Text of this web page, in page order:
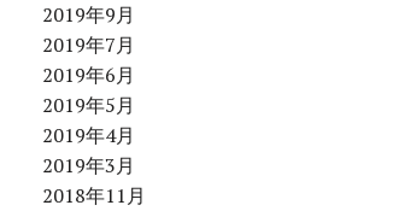
2019年9月
2019年7月
2019年6月
2019年5月
2019年4月
2019年3月
2018年11月